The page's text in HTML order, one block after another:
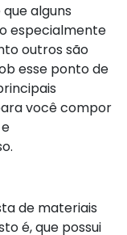
alguns
especialmente
outros são
esse ponto de
você compor
de materiais
é, que possui